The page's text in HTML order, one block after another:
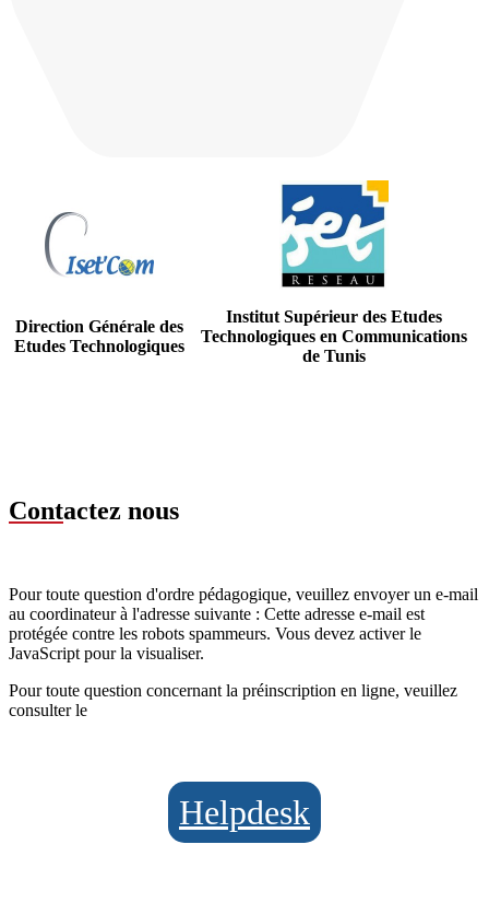
Direction Générale des
Etudes Technologiques
Institut Supérieur des Etudes
Technologiques en Communications
de Tunis
Contactez nous
Pour toute question d'ordre pédagogique, veuillez envoyer un e-mail
au coordinateur à l'adresse suivante : Cette adresse e-mail est
protégée contre les robots spammeurs. Vous devez activer le
JavaScript pour la visualiser.
Pour toute question concernant la préinscription en ligne, veuillez
consulter le
Helpdesk